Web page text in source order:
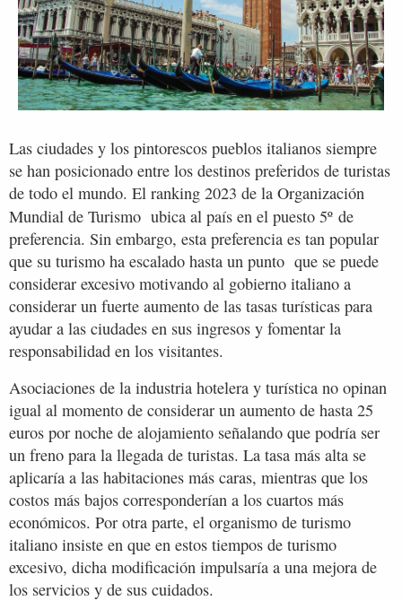
Las ciudades y los pintorescos pueblos italianos siempre
se han posicionado entre los destinos preferidos de turistas
de todo el mundo. El ranking 2023 de la Organización
Mundial de Turismo ubica al país en el puesto 5º de
preferencia. Sin embargo, esta preferencia es tan popular
que su turismo ha escalado hasta un punto que se puede
considerar excesivo motivando al gobierno italiano a
considerar un fuerte aumento de las tasas turísticas para
ayudar a las ciudades en sus ingresos y fomentar la
responsabilidad en los visitantes.
Asociaciones de la industria hotelera y turística no opinan
igual al momento de considerar un aumento de hasta 25
euros por noche de alojamiento señalando que podría ser
un freno para la llegada de turistas. La tasa más alta se
aplicaría a las habitaciones más caras, mientras que los
costos más bajos corresponderían a los cuartos más
económicos. Por otra parte, el organismo de turismo
italiano insiste en que en estos tiempos de turismo
excesivo, dicha modificación impulsaría a una mejora de
los servicios y de sus cuidados.